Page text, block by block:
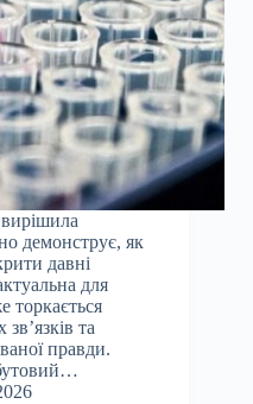
демонструє, як
давні
для
торкається
та
правди.